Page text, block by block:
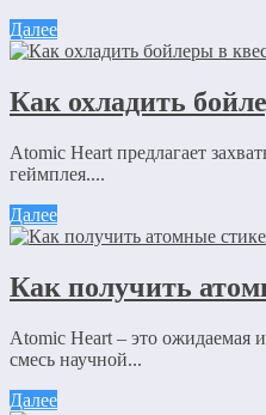
Далее
Как охладить
Atomic Heart предлагает
геймплея....
Далее
Как получить
Atomic Heart – это ожидаемая
смесь научной...
Далее